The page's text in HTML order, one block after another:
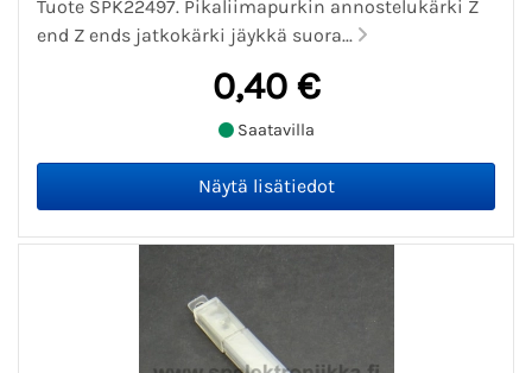
Tuote SPK22497. Pikaliimapurkin annostelukärki Z
end Z ends jatkokärki jäykkä suora...
0,40 €
Saatavilla